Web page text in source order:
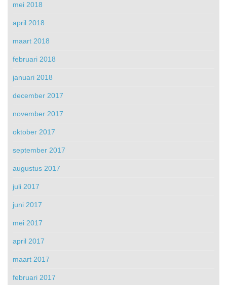
mei 2018
april 2018
maart 2018
februari 2018
januari 2018
december 2017
november 2017
oktober 2017
september 2017
augustus 2017
juli 2017
juni 2017
mei 2017
april 2017
maart 2017
februari 2017